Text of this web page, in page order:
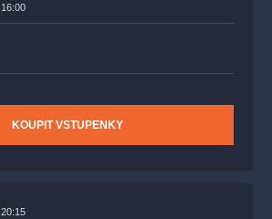
16:00
KOUPIT VSTUPENKY
20:15